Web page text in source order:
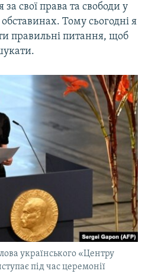
свої права та свободи у
Тому сьогодні я
правильні питання, щоб
українського «Центру
під час церемонії